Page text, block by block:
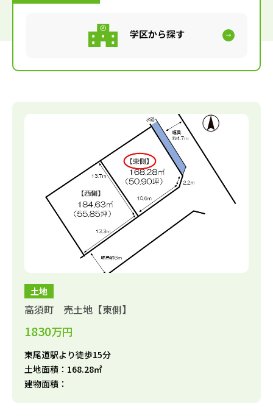
学区から探す
土地
高須町 売土地【東側】
1830万円
東尾道駅より徒歩15分
土地面積：168.28㎡
建物面積：